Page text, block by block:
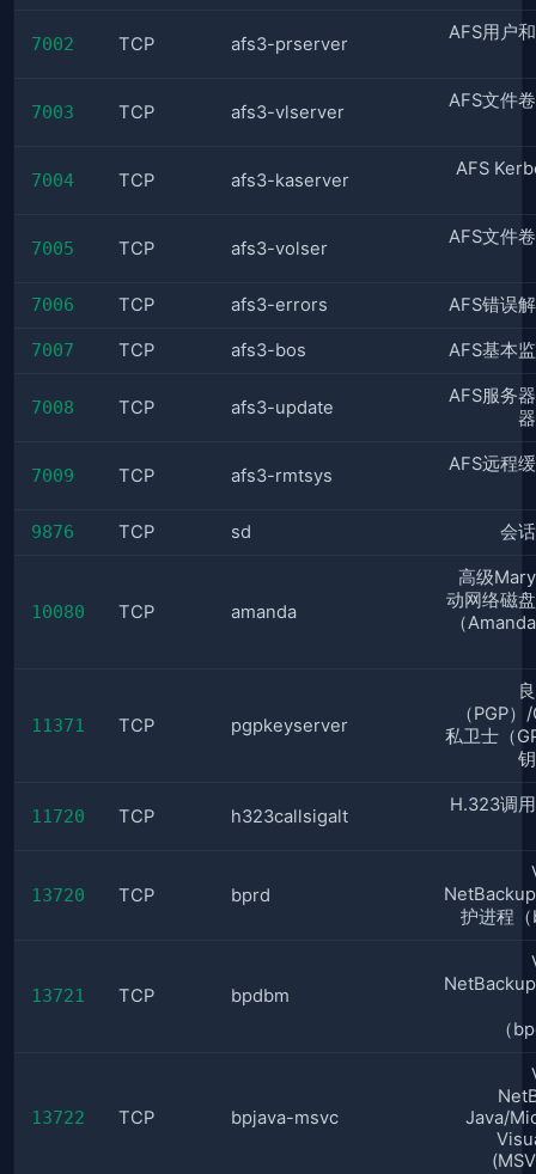
7002 TCP afs3-prserver
AFS用户
7003 TCP afs3-vlserver
AFS文件
7004 TCP afs3-kaserver
AFS
7005 TCP afs3-volser
AFS文件
7006 TCP afs3-errors AFS错误
7007 TCP afs3-bos AFS基本
7008 TCP afs3-update
AFS服务
7009 TCP afs3-rmtsys
AFS远程
9876 TCP sd 会
10080 TCP amanda
高级
动网络磁
（
11371 TCP pgpkeyserver
（PGP
私卫士（
11720 TCP h323callsigalt
H.323调
13720 TCP bprd
护进程
13721 TCP bpdbm
（
13722 TCP bpjava-msvc
Java/